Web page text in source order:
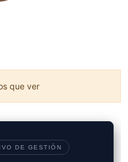
que ver
DE GESTIÓN